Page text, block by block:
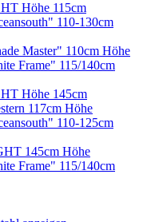
Höhe 115cm
110-130cm
Master" 110cm Höhe
Frame" 115/140cm
Höhe 145cm
117cm Höhe
110-125cm
145cm Höhe
Frame" 115/140cm